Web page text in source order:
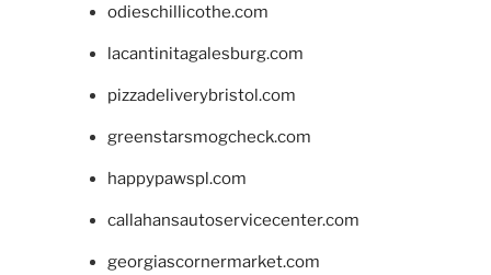
odieschillicothe.com
lacantinitagalesburg.com
pizzadeliverybristol.com
greenstarsmogcheck.com
happypawspl.com
callahansautoservicecenter.com
georgiascornermarket.com